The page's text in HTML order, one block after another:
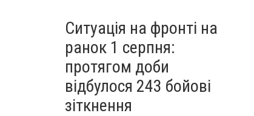
Ситуація на фронті на
ранок 1 серпня:
протягом доби
відбулося 243 бойові
зіткнення